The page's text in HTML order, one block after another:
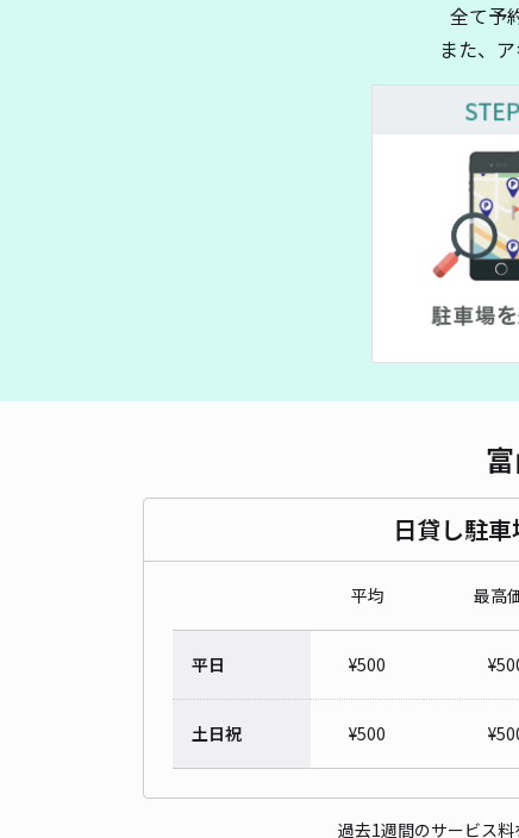
全て予
また、
日貸し駐車
平均 最高
平日 ¥500 ¥
土日祝 ¥500 ¥
過去1週間のサービス